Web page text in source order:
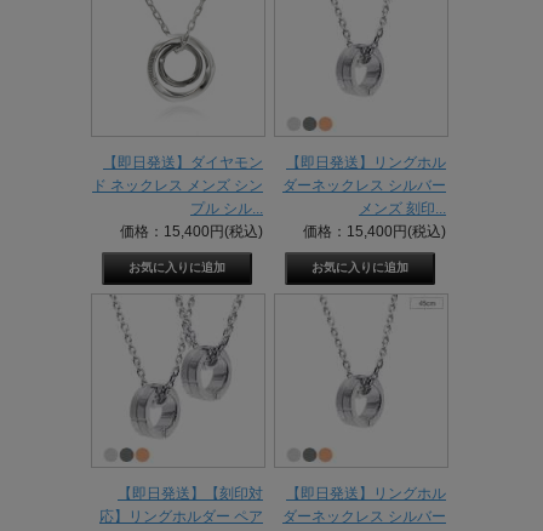
【即日発送】ダイヤモン
ド ネックレス メンズ シン
プル シル...
価格：15,400円(税込)
【即日発送】リングホル
ダーネックレス シルバー
メンズ 刻印...
価格：15,400円(税込)
【即日発送】【刻印対
応】リングホルダー ペア
【即日発送】リングホル
ダーネックレス シルバー